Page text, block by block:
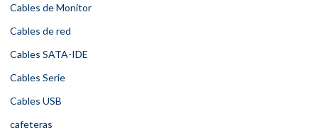
Cables de Monitor
Cables de red
Cables SATA-IDE
Cables Serie
Cables USB
cafeteras